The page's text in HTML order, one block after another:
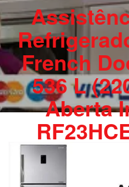
French
536 L
Aberta